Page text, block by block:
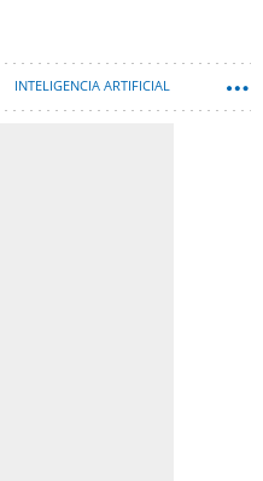
INTELIGENCIA ARTIFICIAL